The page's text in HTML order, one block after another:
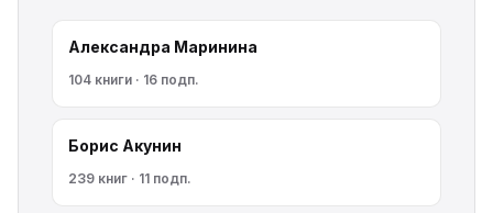
Александра Маринина
104 книги · 16 подп.
Борис Акунин
239 книг · 11 подп.